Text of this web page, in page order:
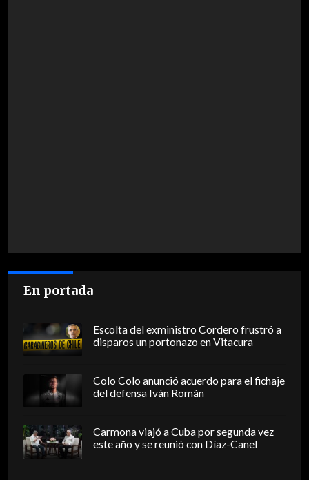
En portada
Escolta del exministro Cordero frustró a
disparos un portonazo en Vitacura
Colo Colo anunció acuerdo para el fichaje
del defensa Iván Román
Carmona viajó a Cuba por segunda vez
este año y se reunió con Díaz-Canel